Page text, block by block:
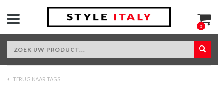
0
TERUG NAAR TAGS